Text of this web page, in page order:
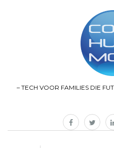
– TECH VOOR FAMILIES DIE